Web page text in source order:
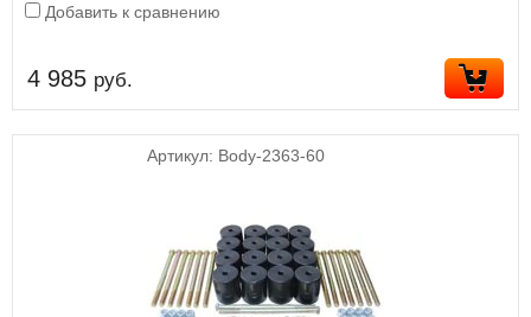
Добавить к сравнению
4 985 руб.
Артикул: Body-2363-60